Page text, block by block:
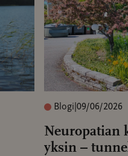
Blogi 09/06/2026
Neuropatian
yksin –